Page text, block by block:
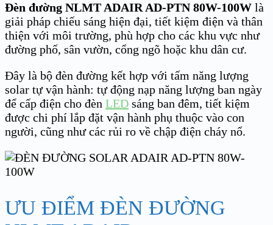
Đèn đường NLMT ADAIR AD-PTN 80W-100W là
giải pháp chiếu sáng hiện đại, tiết kiệm điện và thân
thiện với môi trường, phù hợp cho các khu vực như
đường phố, sân vườn, cổng ngõ hoặc khu dân cư.
Đây là bộ đèn đường kết hợp với tấm năng lượng
solar tự vận hành: tự động nạp năng lượng ban ngày
để cấp điện cho đèn LED sáng ban đêm, tiết kiệm
được chi phí lắp đặt vận hành phụ thuộc vào con
người, cũng như các rủi ro về chập điện cháy nổ.
ƯU ĐIỂM ĐÈN ĐƯỜNG